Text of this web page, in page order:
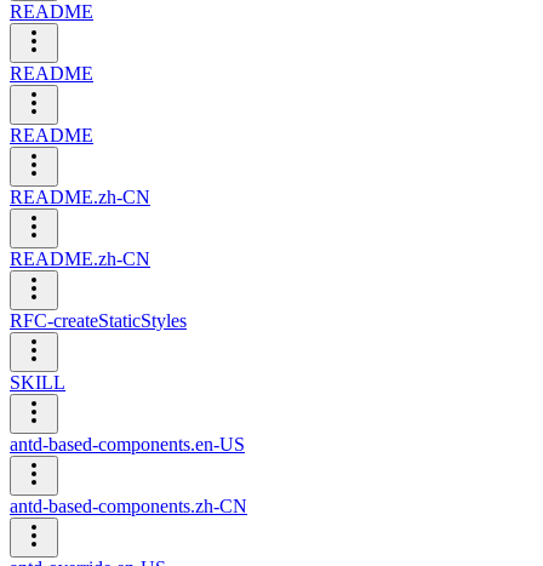
README
README
README
README.zh-CN
README.zh-CN
RFC-createStaticStyles
SKILL
antd-based-components.en-US
antd-based-components.zh-CN